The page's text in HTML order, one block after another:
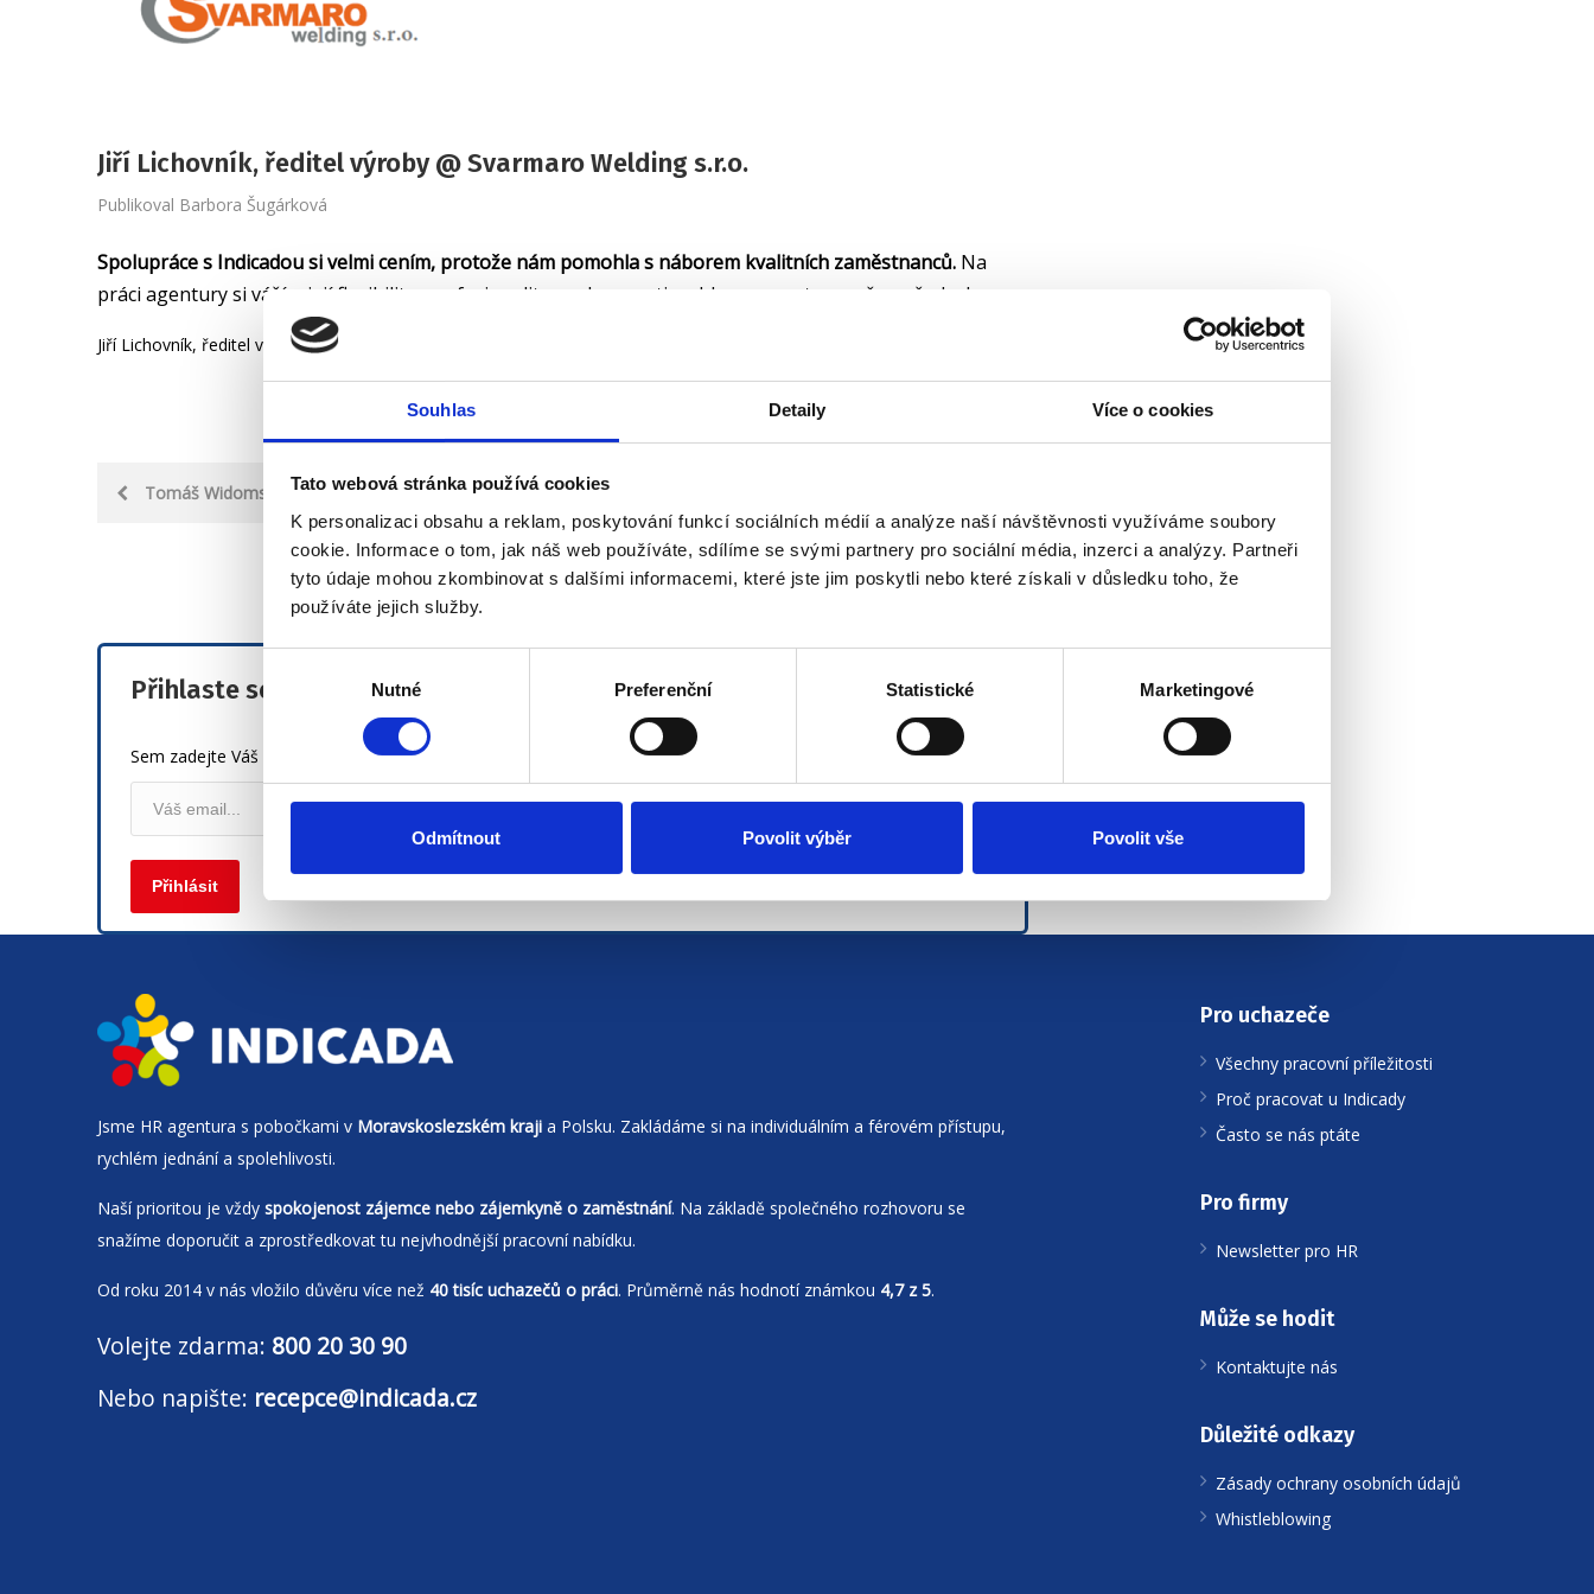
Souhlas Detaily Více o cookies
Tato webová stránka používá cookies
K personalizaci obsahu a reklam, poskytování funkcí sociálních médií a analýze naší návštěvnosti využíváme soubory
cookie. Informace o tom, jak náš web používáte, sdílíme se svými partnery pro sociální média, inzerci a analýzy. Partneři
tyto údaje mohou zkombinovat s dalšími informacemi, které jste jim poskytli nebo které získali v důsledku toho, že
používáte jejich služby.
souhlasu
Nutné Preferenční Statistické Marketingové
Odmítnout Povolit výběr Povolit vše
Jiří Lichovník, ředitel výroby @ Svarmaro Welding s.r.o.
Publikoval Barbora Šugárková
Spolupráce s Indicadou si velmi cením, protože nám pomohla s náborem kvalitních zaměstnanců. Na
práci agentury si vážím její flexibility, profesionality a schopnosti rychle reagovat na naše požadavky.
Jiří Lichovník, ředitel výroby @ Svarmaro Welding s.r.o.
PostTomáš Widomski, WKG Security & IT Communication s.r.o.
Petra Dylová, HR Deputy Manager @ Hyundai Glovis Czech Republic s.r.o.
Přihlaste se k našemu mailing listu
Sem zadejte Váš email
Jsme HR agentura s pobočkami v Moravskoslezském kraji a Polsku. Zakládáme si na individuálním a férovém přístupu,
rychlém jednání a spolehlivosti.
Naší prioritou je vždy spokojenost zájemce nebo zájemkyně o zaměstnání. Na základě společného rozhovoru se
snažíme doporučit a zprostředkovat tu nejvhodnější pracovní nabídku.
Od roku 2014 v nás vložilo důvěru více než 40 tisíc uchazečů o práci. Průměrně nás hodnotí známkou 4,7 z 5.
Volejte zdarma: 800 20 30 90
Nebo napište: recepce@indicada.cz
Pro uchazeče
Všechny pracovní příležitosti
Proč pracovat u Indicady
Často se nás ptáte
Pro firmy
Newsletter pro HR
Může se hodit
Kontaktujte nás
Důležité odkazy
Zásady ochrany osobních údajů
Whistleblowing